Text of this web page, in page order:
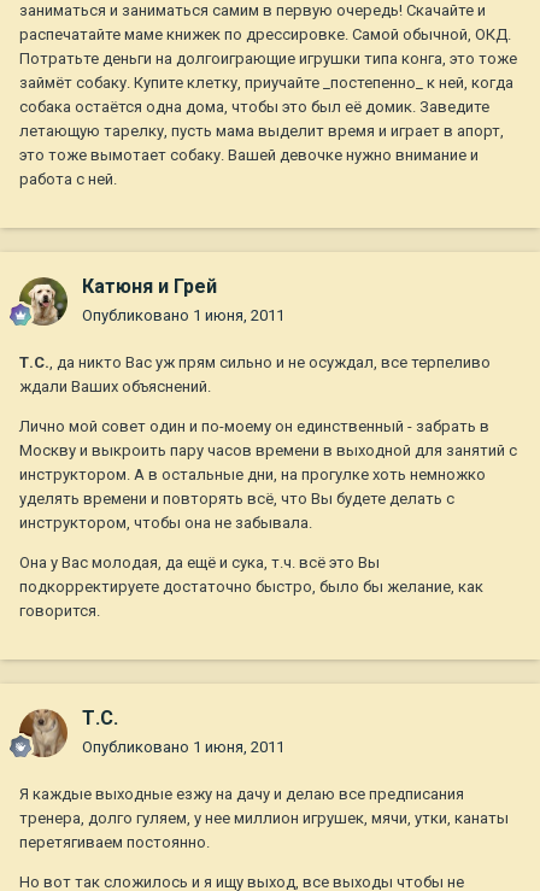
заниматься и заниматься самим в первую очередь! Скачайте и
распечатайте маме книжек по дрессировке. Самой обычной, ОКД.
Потратьте деньги на долгоиграющие игрушки типа конга, это тоже
займёт собаку. Купите клетку, приучайте _постепенно_ к ней, когда
собака остаётся одна дома, чтобы это был её домик. Заведите
летающую тарелку, пусть мама выделит время и играет в апорт,
это тоже вымотает собаку. Вашей девочке нужно внимание и
работа с ней.
Катюня и Грей
Опубликовано 1 июня, 2011
Т.С., да никто Вас уж прям сильно и не осуждал, все терпеливо
ждали Ваших объяснений.
Лично мой совет один и по-моему он единственный - забрать в
Москву и выкроить пару часов времени в выходной для занятий с
инструктором. А в остальные дни, на прогулке хоть немножко
уделять времени и повторять всё, что Вы будете делать с
инструктором, чтобы она не забывала.
Она у Вас молодая, да ещё и сука, т.ч. всё это Вы
подкорректируете достаточно быстро, было бы желание, как
говорится.
Т.С.
Опубликовано 1 июня, 2011
Я каждые выходные езжу на дачу и делаю все предписания
тренера, долго гуляем, у нее миллион игрушек, мячи, утки, канаты
перетягиваем постоянно.
Но вот так сложилось и я ищу выход, все выходы чтобы не